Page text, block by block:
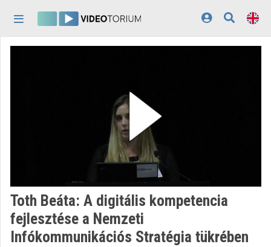
Contributors
Appearance:light
Toth Beáta: A digitális kompetencia
fejlesztése a Nemzeti
Infókommunikációs Stratégia tükrében